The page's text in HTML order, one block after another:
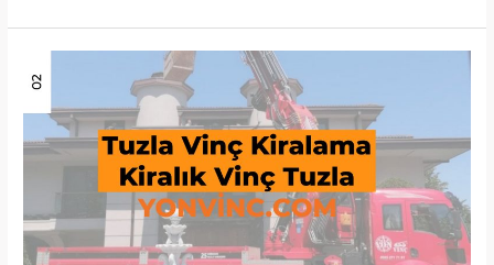
Vinç
Kiralama
Kiralık